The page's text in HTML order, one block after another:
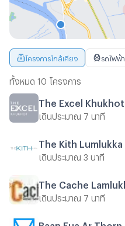
โครงการใกล้เคียง รถไฟฟ้า
ทั้งหมด 10 โครงการ
The Excel Khukhot
เดินประมาณ 7 นาที
เดินประมาณ 3 นาที
เดินประมาณ 7 นาที